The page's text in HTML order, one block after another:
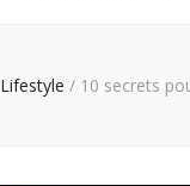
Lifestyle / 10 secrets